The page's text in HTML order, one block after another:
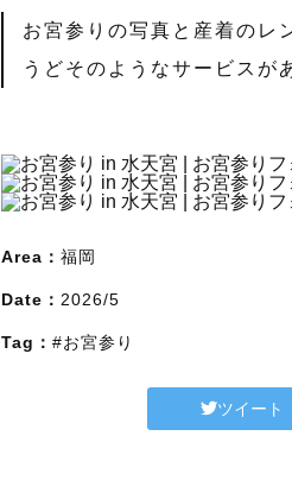
お宮参りの写真と産着のレ
うどそのようなサービスが
Area： 福岡
Date： 2026/5
Tag： #お宮参り
ツイート